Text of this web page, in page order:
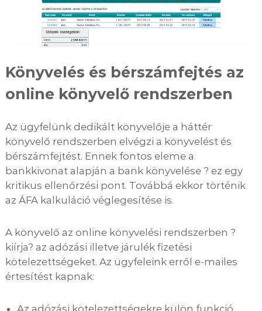
Könyvelés és bérszámfejtés az
online könyvelő rendszerben
Az ügyfelünk dedikált könyvelője a háttér
könyvelő rendszerben elvégzi a könyvelést és
bérszámfejtést. Ennek fontos eleme a
bankkivonat alapján a bank könyvelése ? ez egy
kritikus ellenőrzési pont. Továbbá ekkor történik
az ÁFA kalkuláció véglegesítése is.
A könyvelő az online könyvelési rendszerben ?
kiírja? az adózási illetve járulék fizetési
kötelezettségeket. Az ügyfeleink erről e-mailes
értesítést kapnak:
Az adózási kötelezettségekre külön funkció